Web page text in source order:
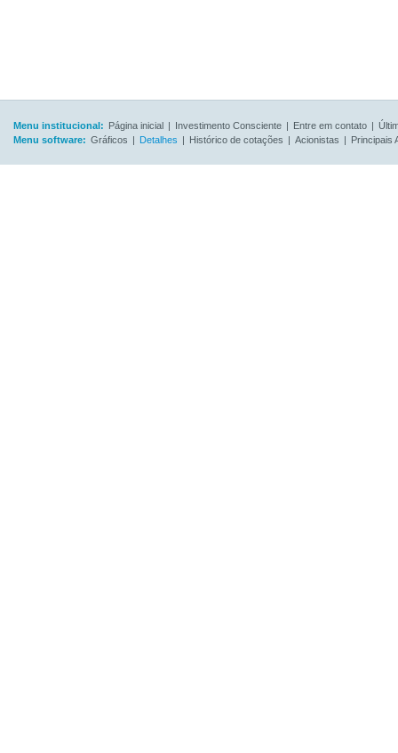
Menu institucional: Página inicial | Investimento Consciente | Entre em contato |
Menu software: Gráficos | Detalhes | Histórico de cotações | Acionistas | Principais